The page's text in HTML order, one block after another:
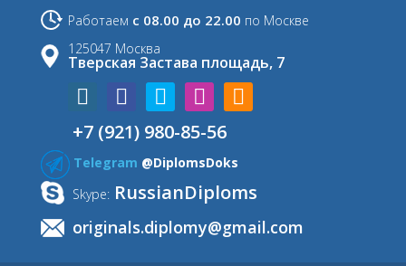
Работаем с 08.00 до 22.00 по Москве
125047 Москва
Тверская Застава площадь, 7
+7 (921) 980-85-56
Telegram @DiplomsDoks
Skype: RussianDiploms
originals.diplomy@gmail.com